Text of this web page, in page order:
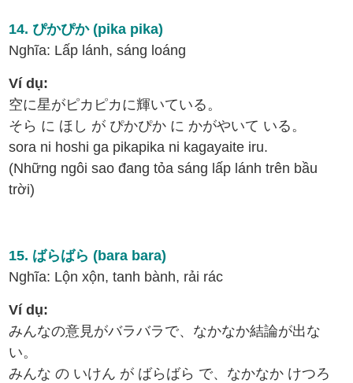
14. ぴかぴか (pika pika)
Nghĩa: Lấp lánh, sáng loáng
Ví dụ:
空に星がピカピカに輝いている。
そら に ほし が ぴかぴか に かがやいて いる。
sora ni hoshi ga pikapika ni kagayaite iru.
(Những ngôi sao đang tỏa sáng lấp lánh trên bầu
trời)
15. ばらばら (bara bara)
Nghĩa: Lộn xộn, tanh bành, rải rác
Ví dụ:
みんなの意見がバラバラで、なかなか結論が出な
い。
みんな の いけん が ばらばら で、なかなか けつろ